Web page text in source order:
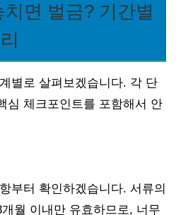
면 벌금? 기간별
별로 살펴보겠습니다. 각 단
심 체크포인트를 포함해서 안
부터 확인하겠습니다. 서류의
월 이내만 유효하므로, 너무